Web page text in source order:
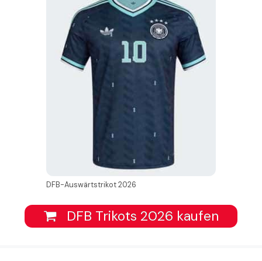
DFB-Auswärtstrikot 2026
DFB Trikots 2026 kaufen